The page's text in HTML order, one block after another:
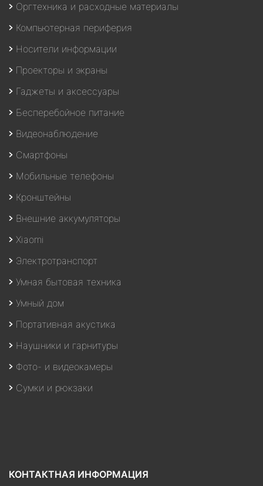
Оргтехника и расходные материалы
Компьютерная периферия
Носители информации
Проекторы и экраны
Гаджеты и аксессуары
Бесперебойное питание
Видеонаблюдение
Смартфоны
Мобильные телефоны
Кронштейны
Внешние аккумуляторы
Xiaomi
Электротранспорт
Умная бытовая техника
Умный дом
Портативная акустика
Наушники и гарнитуры
Фото- и видеокамеры
Сумки и рюкзаки
КОНТАКТНАЯ ИНФОРМАЦИЯ